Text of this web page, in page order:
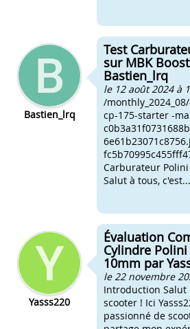
Bastien_lrq
Test
sur MBK
Bastien_lrq
le 12 août 2024 à
/
cp-175-starter -
Carburateur
Salut à tous, c'est...
Yasss220
Évaluation
Cylindre
10mm par
le 22 novembre
Introduction
scooter ! Ici
passionné de